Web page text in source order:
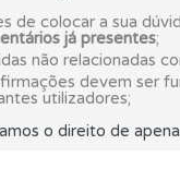
a ajuda se
Consulte a
de colocar a sua
já presentes;
não relacionadas
devem ser
utilizadores;
o direito de